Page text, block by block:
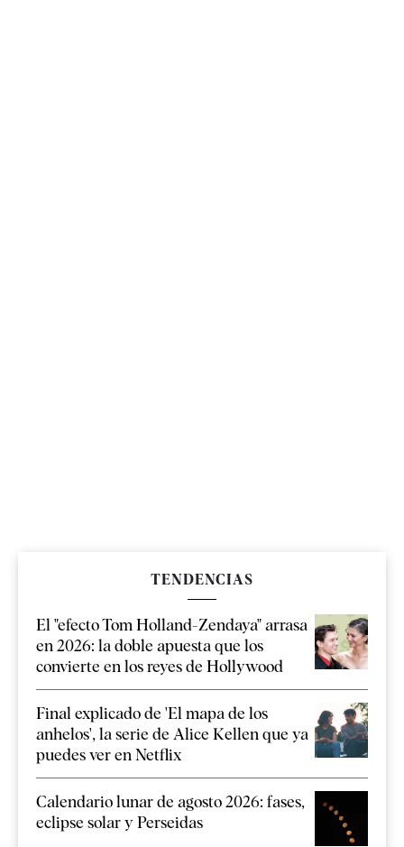
TENDENCIAS
El "efecto Tom Holland-Zendaya" arrasa
en 2026: la doble apuesta que los
convierte en los reyes de Hollywood
Final explicado de 'El mapa de los
anhelos', la serie de Alice Kellen que ya
puedes ver en Netflix
Calendario lunar de agosto 2026: fases,
eclipse solar y Perseidas